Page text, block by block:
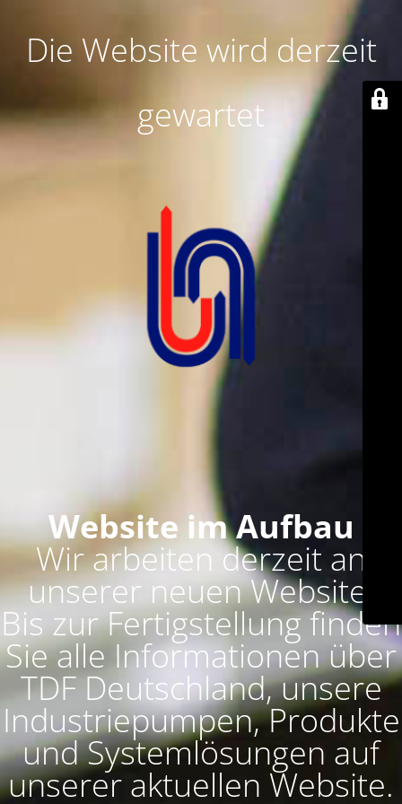
Die Website wird derzeit
gewartet
Website im Aufbau
Wir arbeiten derzeit an
unserer neuen Website.
Bis zur Fertigstellung finden
Sie alle Informationen über
TDF Deutschland, unsere
Industriepumpen, Produkte
und Systemlösungen auf
unserer aktuellen Website.